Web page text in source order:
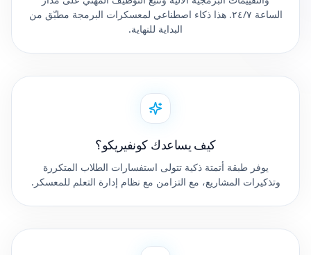
الساعة ٢٤/٧. هذا ذكاء اصطناعي لمعسكرات البرمجة مطبّق من
البداية للنهاية.
كيف يساعدك كونفيريكو؟
يوفر طبقة أتمتة ذكية تتولى استفسارات الطلاب المتكررة
وتذكيرات المشاريع، مع التزامن مع نظام إدارة التعلم للمعسكر.